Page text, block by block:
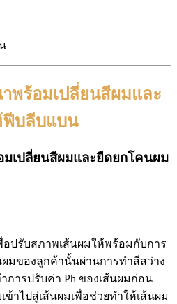
พร้อมเปลี่ยนสีผมและ
ฟีบลีบแบน
เปลี่ยนสีผมและยืดยกโคนผม
พื่อปรับสภาพเส้นผมให้พร้อมกับการ
ผมของลูกค้านั้นผ่านการทำสีสว่าง
การปรับค่า Ph ของเส้นผมก่อน
ข้าไปสู่เส้นผมเพื่อช่วยทำให้เส้นผม